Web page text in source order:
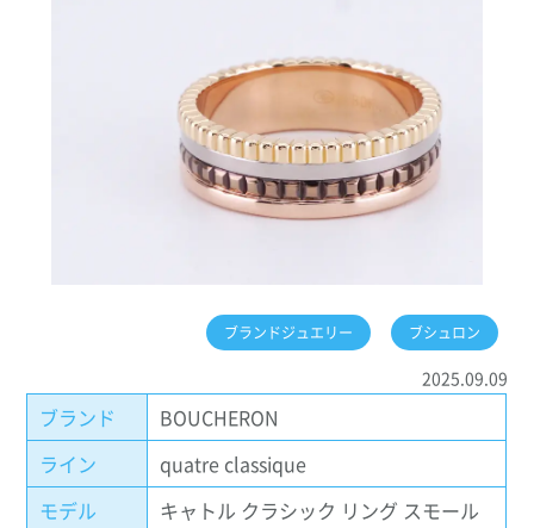
ブランドジュエリー ブシュロン
2025.09.09
ブランド
BOUCHERON
ライン
quatre classique
モデル
キャトル クラシック リング スモール